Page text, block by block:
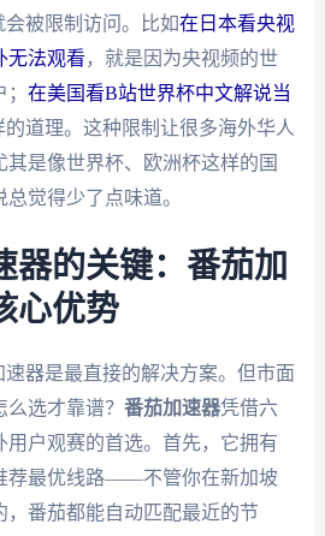
被限制访问。比如在日本看央视
无法观看 ，就是因为央视频的世
在美国看B站世界杯中文解说当
的道理。这种限制让很多海外华人
是像世界杯、欧洲杯这样的国
觉得少了点味道。
器的关键：番茄加
心优势
器是最直接的解决方案。但市面
么选才靠谱？ 番茄加速器凭借六
用户观赛的首选。首先，它拥有
荐最优线路——不管你在新加坡
，番茄都能自动匹配最近的节